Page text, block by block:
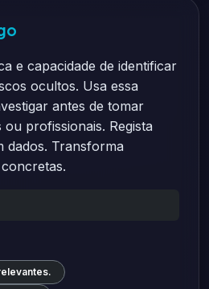
e capacidade de identificar
ocultos. Usa essa
antes de tomar
profissionais. Regista
dados. Transforma